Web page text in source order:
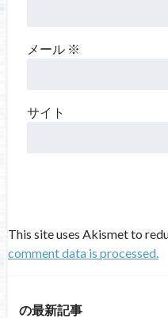
メール ※
サイト
This site uses Akismet to
comment data is processed.
の最新記事